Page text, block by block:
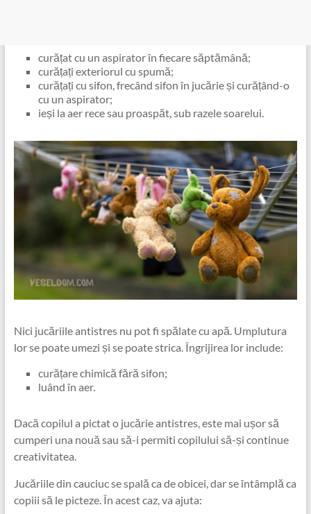
curățat cu un aspirator în fiecare săptămână;
curățați exteriorul cu spumă;
curățați cu sifon, frecând sifon în jucărie și curățând-o
cu un aspirator;
ieși la aer rece sau proaspăt, sub razele soarelui.
Nici jucăriile antistres nu pot fi spălate cu apă. Umplutura
lor se poate umezi și se poate strica. Îngrijirea lor include:
curățare chimică fără sifon;
luând în aer.
Dacă copilul a pictat o jucărie antistres, este mai ușor să
cumperi una nouă sau să-i permiti copilului să-și continue
creativitatea.
Jucăriile din cauciuc se spală ca de obicei, dar se întâmplă ca
copiii să le picteze. În acest caz, va ajuta: